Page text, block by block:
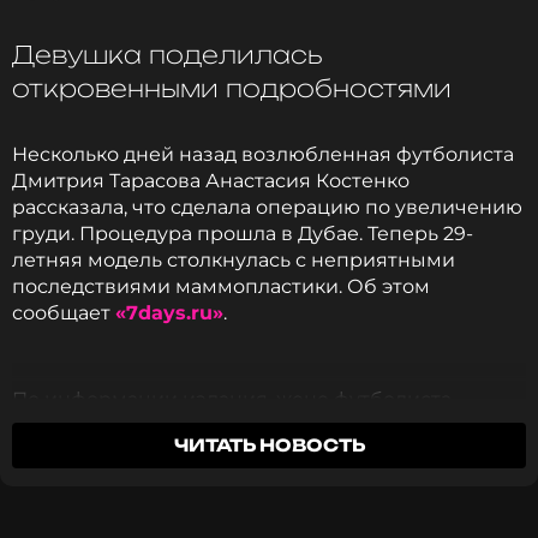
маэстро. Я об этом знал, поэтому мне было
несколько волнительно перед первой встречей.
Оказалось, зря – мы сразу нашли общий язык», -
Фото: соцсети Ирины Понаровской
Читайте нас в Одноклассниках,
чтобы оставаться в курсе событий
Девушка поделилась
откровенными подробностями
Несколько дней назад возлюбленная футболиста
Дмитрия Тарасова Анастасия Костенко
рассказала, что сделала операцию по увеличению
груди. Процедура прошла в Дубае. Теперь 29-
летняя модель столкнулась с неприятными
последствиями маммопластики. Об этом
сообщает «7days.ru».
По информации издания, жене футболиста
приходится мириться с многочисленными
ограничениями после хирургического
ЧИТАТЬ НОВОСТЬ